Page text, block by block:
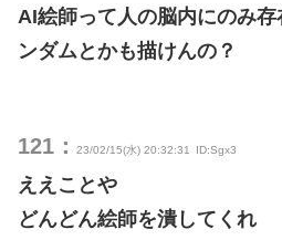
AI絵師って人の脳内にのみ
ンダムとかも描けんの？
121： 23/02/15(水) 20:32:31 ID:Sgx3
ええことや
どんどん絵師を潰してくれ